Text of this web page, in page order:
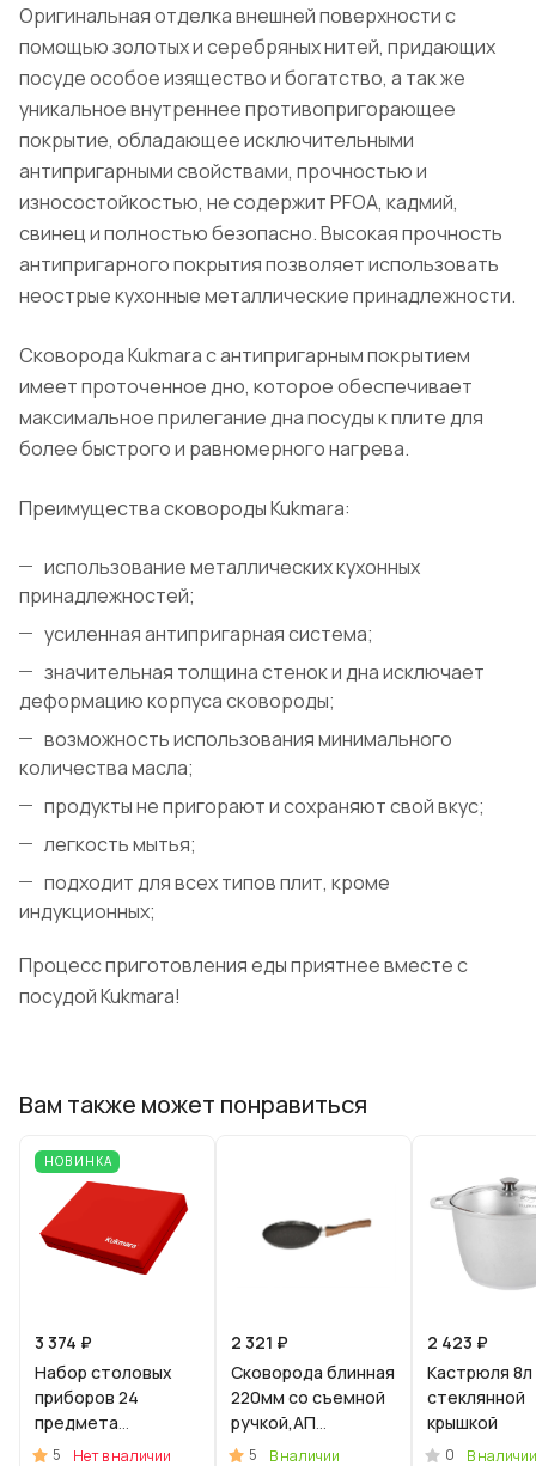
Оригинальная отделка внешней поверхности с
помощью золотых и серебряных нитей, придающих
посуде особое изящество и богатство, а так же
уникальное внутреннее противопригорающее
покрытие, обладающее исключительными
антипригарными свойствами, прочностью и
износостойкостью, не содержит PFOA, кадмий,
свинец и полностью безопасно. Высокая прочность
антипригарного покрытия позволяет использовать
неострые кухонные металлические принадлежности.
Сковорода Kukmara с антипригарным покрытием
имеет проточенное дно, которое обеспечивает
максимальное прилегание дна посуды к плите для
более быстрого и равномерного нагрева.
Преимущества сковороды Kukmara:
использование металлических кухонных
принадлежностей;
усиленная антипригарная система;
значительная толщина стенок и дна исключает
деформацию корпуса сковороды;
возможность использования минимального
количества масла;
продукты не пригорают и сохраняют свой вкус;
легкость мытья;
подходит для всех типов плит, кроме
индукционных;
Процесс приготовления еды приятнее вместе с
посудой Kukmara!
Вам также может понравиться
НОВИНКА
3 374 ₽
Набор столовых
приборов 24
предмета
"Арабеск" (М01) в
5
Нет в наличии
2 321 ₽
Сковорода блинная
220мм со съемной
ручкой,АП
линия"Гранит
5
В наличии
2 423 ₽
Кастрюля 8л
стеклянной
крышкой
0
В наличии